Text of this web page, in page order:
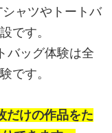
シャツやトートバ
です。
バッグ体験は全
です。
だけの作品をた